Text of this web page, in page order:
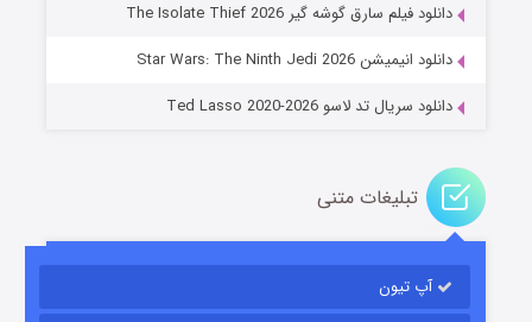
قسمت۱۴ (زیرنویس) منتشر شد
دانلود فیلم سارق گوشه گیر The Isolate Thief 2026
دانلود انیمیشن Star Wars: The Ninth Jedi 2026
دانلود سریال تد لاسو Ted Lasso 2020-2026
تبلیغات متنی
آپ تیون